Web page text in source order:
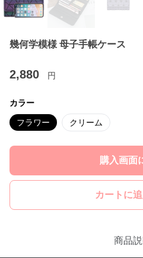
幾何学模様 母子手帳ケース
2,880 円
カラー
フラワー クリーム
購入画面
カートに
商品